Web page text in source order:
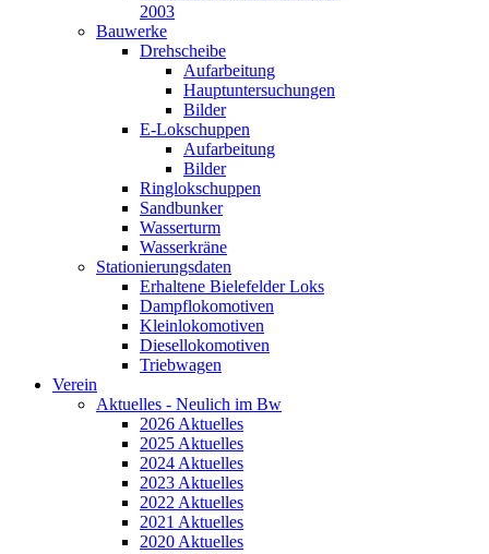
2003
Bauwerke
Drehscheibe
Aufarbeitung
Hauptuntersuchungen
Bilder
E-Lokschuppen
Aufarbeitung
Bilder
Ringlokschuppen
Sandbunker
Wasserturm
Wasserkräne
Stationierungsdaten
Erhaltene Bielefelder Loks
Dampflokomotiven
Kleinlokomotiven
Diesellokomotiven
Triebwagen
Verein
Aktuelles - Neulich im Bw
2026 Aktuelles
2025 Aktuelles
2024 Aktuelles
2023 Aktuelles
2022 Aktuelles
2021 Aktuelles
2020 Aktuelles